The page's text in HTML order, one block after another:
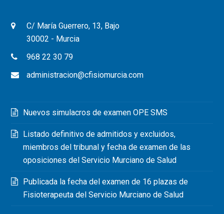
C/ María Guerrero, 13, Bajo
30002 - Murcia
968 22 30 79
administracion@cfisiomurcia.com
Nuevos simulacros de examen OPE SMS
Listado definitivo de admitidos y excluidos,
miembros del tribunal y fecha de examen de las
oposiciones del Servicio Murciano de Salud
Publicada la fecha del examen de 16 plazas de
Fisioterapeuta del Servicio Murciano de Salud